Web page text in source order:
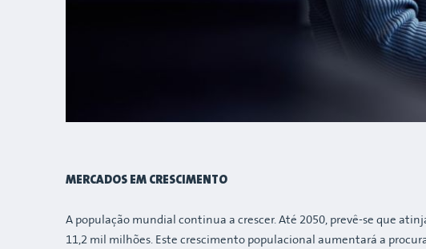
MERCADOS EM CRESCIMENTO
A população mundial continua a crescer. Até 2050, prevê-se que
11,2 mil milhões. Este crescimento populacional aumentará a